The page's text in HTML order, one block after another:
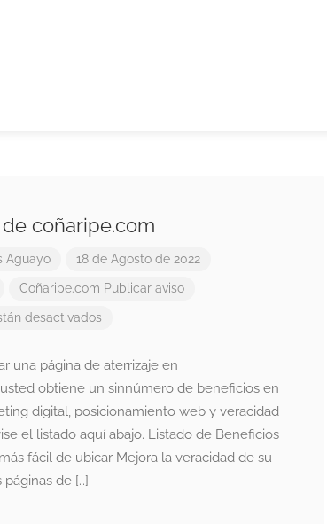
coñaripe.com
Aguayo 18 de Agosto de 2022
Coñaripe.com Publicar aviso
desactivados
una página de aterrizaje en
obtiene un sinnúmero de beneficios en
digital, posicionamiento web y veracidad
el listado aquí abajo. Listado de Beneficios
fácil de ubicar Mejora la veracidad de su
de […]